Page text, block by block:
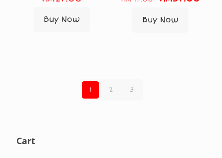
Buy Now
was:
RM97.00.
Buy Now
1 2 3
Cart